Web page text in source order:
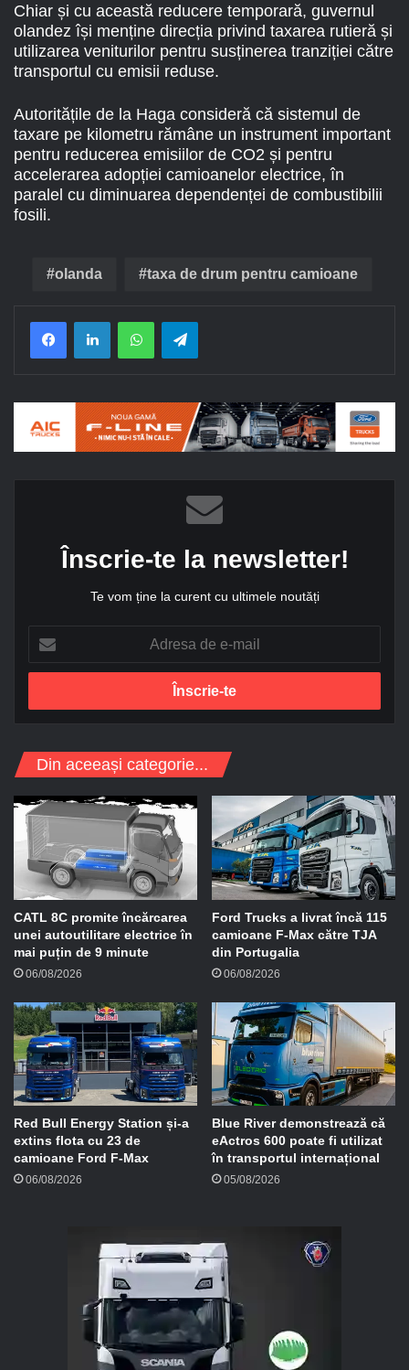
Chiar și cu această reducere temporară, guvernul
olandez își menține direcția privind taxarea rutieră și
utilizarea veniturilor pentru susținerea tranziției către
transportul cu emisii reduse.
Autoritățile de la Haga consideră că sistemul de
taxare pe kilometru rămâne un instrument important
pentru reducerea emisiilor de CO2 și pentru
accelerarea adopției camioanelor electrice, în
paralel cu diminuarea dependenței de combustibilii
fosili.
olanda taxa de drum pentru camioane
Înscrie-te la newsletter!
Te vom ține la curent cu ultimele noutăți
r
s
d
-
m
a
Din aceeași categorie...
CATL 8C promite încărcarea
unei autoutilitare electrice în
mai puțin de 9 minute
06/08/2026
Ford Trucks a livrat încă 115
camioane F-Max către TJA
din Portugalia
06/08/2026
Red Bull Energy Station și-a
extins flota cu 23 de
camioane Ford F-Max
06/08/2026
Blue River demonstrează că
eActros 600 poate fi utilizat
în transportul internațional
05/08/2026